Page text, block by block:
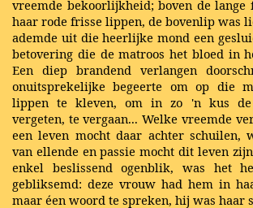
vreemde bekoorlijkheid; boven de
haar rode frisse lippen, de bovenlip was
ademde uit die heerlijke mond een
betovering die de matroos het bloed in
Een diep brandend verlangen
onuitsprekelijke begeerte om op die
lippen te kleven, om in zo 'n kus
vergeten, te vergaan... Welke vreemde
een leven mocht daar achter schuilen,
van ellende en passie mocht dit leven
enkel beslissend ogenblik, was het
gebliksemd: deze vrouw had hem in
maar éen woord te spreken, hij was haar